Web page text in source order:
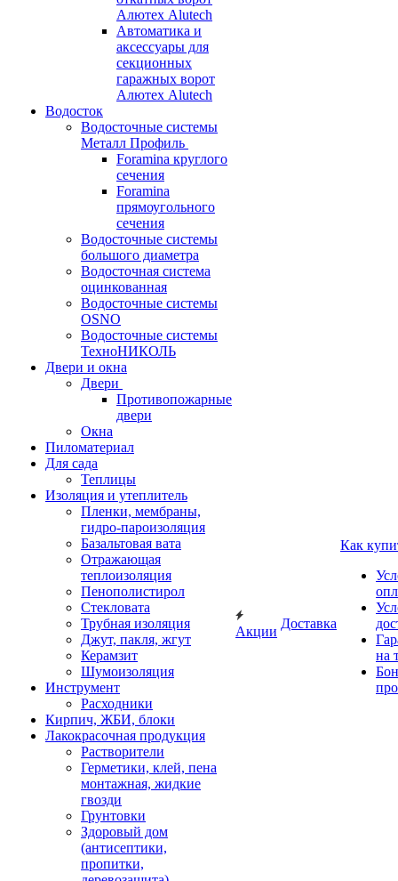
Алютех Alutech
Автоматика и
аксессуары для
секционных
гаражных ворот
Алютех Alutech
Водосток
Водосточные системы
Металл Профиль
Foramina круглого
сечения
Foramina
прямоугольного
сечения
Водосточные системы
большого диаметра
Водосточная система
оцинкованная
Водосточные системы
OSNO
Водосточные системы
ТехноНИКОЛЬ
Двери и окна
Двери
Противопожарные
двери
Окна
Пиломатериал
Для сада
Теплицы
Изоляция и утеплитель
Пленки, мембраны,
гидро-пароизоляция
Базальтовая вата
Отражающая
теплоизоляция
Пенополистирол
Стекловата
Трубная изоляция
Джут, пакля, жгут
Керамзит
Шумоизоляция
Инструмент
Расходники
Кирпич, ЖБИ, блоки
Лакокрасочная продукция
Растворители
Герметики, клей, пена
монтажная, жидкие
гвозди
Грунтовки
Здоровый дом
(антисептики,
пропитки,
Акции
Доставка
Как
на